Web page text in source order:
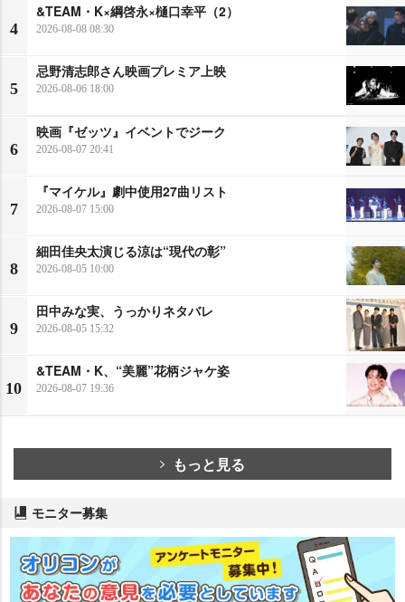
4
&TEAM・K×綱啓永×樋口幸平（2）
2026-08-08 08:30
5
忌野清志郎さん映画プレミア上映
2026-08-06 18:00
6
映画『ゼッツ』イベントでジーク
2026-08-07 20:41
7
『マイケル』劇中使用27曲リスト
2026-08-07 15:00
8
細田佳央太演じる涼は“現代の彰”
2026-08-05 10:00
9
田中みな実、うっかりネタバレ
2026-08-05 15:32
10
&TEAM・K、“美麗”花柄ジャケ姿
2026-08-07 19:36
もっと見る
モニター募集